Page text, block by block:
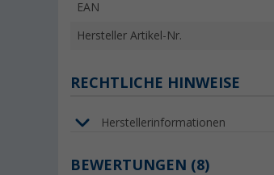
EAN
Hersteller Artikel-Nr.
RECHTLICHE HINWEISE
Herstellerinformationen
BEWERTUNGEN (8)